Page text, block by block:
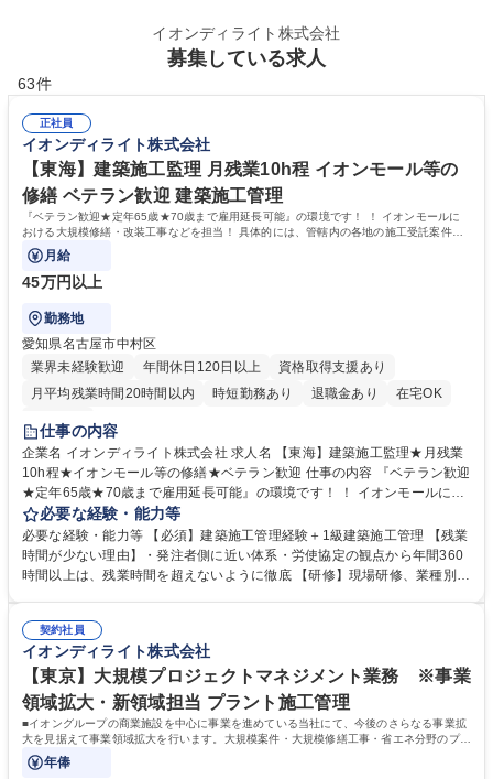
イオンディライト株式会社
募集している求人
63件
正社員
イオンディライト株式会社
【東海】建築施工監理 月残業10h程 イオンモール等の
修繕 ベテラン歓迎 建築施工管理
『ベテラン歓迎★定年65歳★70歳まで雇用延長可能』の環境です！ ！ イオンモールに
おける大規模修繕・改装工事などを担当！ 具体的には、管轄内の各地の施工受託案件を
担当いただきゼネコン、
月給
45万円以上
勤務地
愛知県名古屋市中村区
業界未経験歓迎
年間休日120日以上
資格取得支援あり
月平均残業時間20時間以内
時短勤務あり 退職金あり
在宅OK
服装自由
仕事の内容
企業名 イオンディライト株式会社 求人名 【東海】建築施工監理★月残業
10h程★イオンモール等の修繕★ベテラン歓迎 仕事の内容 『ベテラン歓迎
★定年65歳★70歳まで雇用延長可能』の環境です！ ！ イオンモールにお
ける大規模修繕・改装工事などを担当！ 具体的には、管轄内の各地の施工
受託案件を担当いただきゼネコン、 施工業者との折衝、現地での作業管理
等を行います！ 【業務】■工事実施前の準備（各種書類申請／工程表等ス
ケジュール確認）■工事実施期間における施工管理（安全／品質） ■工事
意識しつつ安定性の高い当社で是非経験を生かしてみませんか！ 募集職種
【東海】建築施工監理★月残業10h程★イオンモール等の修繕★ベテラン
歓迎
必要な経験・能力等
必要な経験・能力等 【必須】建築施工管理経験＋1級建築施工管理 【残業
時間が少ない理由】・発注者側に近い体系・労使協定の観点から年間360
時間以上は、残業時間を超えないように徹底 【研修】現場研修、業種別メ
ビス事業を行ってい る会社です。ビルメンテナンス・施工改修・自動販売
機・清掃業務と幅広 い業務を行い多角化しており、イオングループからの
安定した受注で2020 年以降も成長が見込める事業内容となっております
学歴・資格 学歴：大学院 大学 高専 短大 専修学校 高校 語学力： 資格：1
級建築施工管理技士
契約社員
イオンディライト株式会社
【東京】大規模プロジェクトマネジメント業務 ※事業
領域拡大・新領域担当 プラント施工管理
■イオングループの商業施設を中心に事業を進めている当社にて、今後のさらなる事業拡
大を見据えて事業領域拡大を行います。大規模案件・大規模修繕工事・省エネ分野のプロ
ジェクトマネジメントをお任せします。
年俸